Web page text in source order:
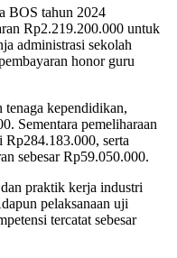
BOS tahun 2024
Rp2.219.200.000 untuk
administrasi sekolah
honor guru
kependidikan,
Sementara pemeliharaan
Rp284.183.000, serta
sebesar Rp59.050.000.
praktik kerja industri
pelaksanaan uji
tercatat sebesar